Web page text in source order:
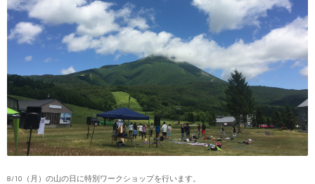
8/10（月）の山の日に特別ワークショップを行います。